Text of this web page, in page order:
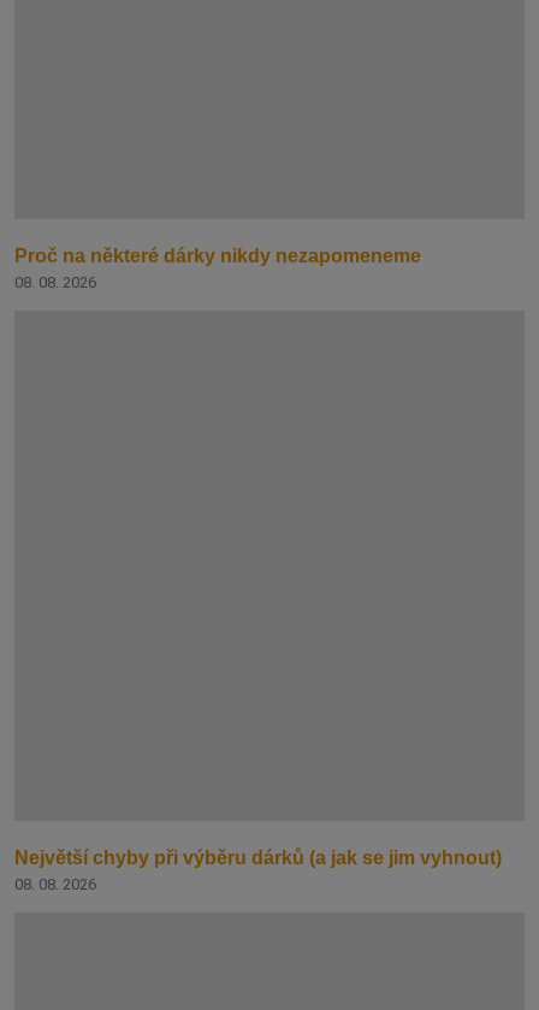
Proč na některé dárky nikdy nezapomeneme
08. 08. 2026
Největší chyby při výběru dárků (a jak se jim vyhnout)
08. 08. 2026